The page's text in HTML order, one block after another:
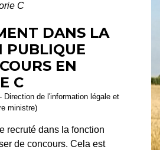
C
DANS LA
PUBLIQUE
EN
C
Direction de l'information légale et
ministre)
recruté dans la fonction
de concours. Cela est